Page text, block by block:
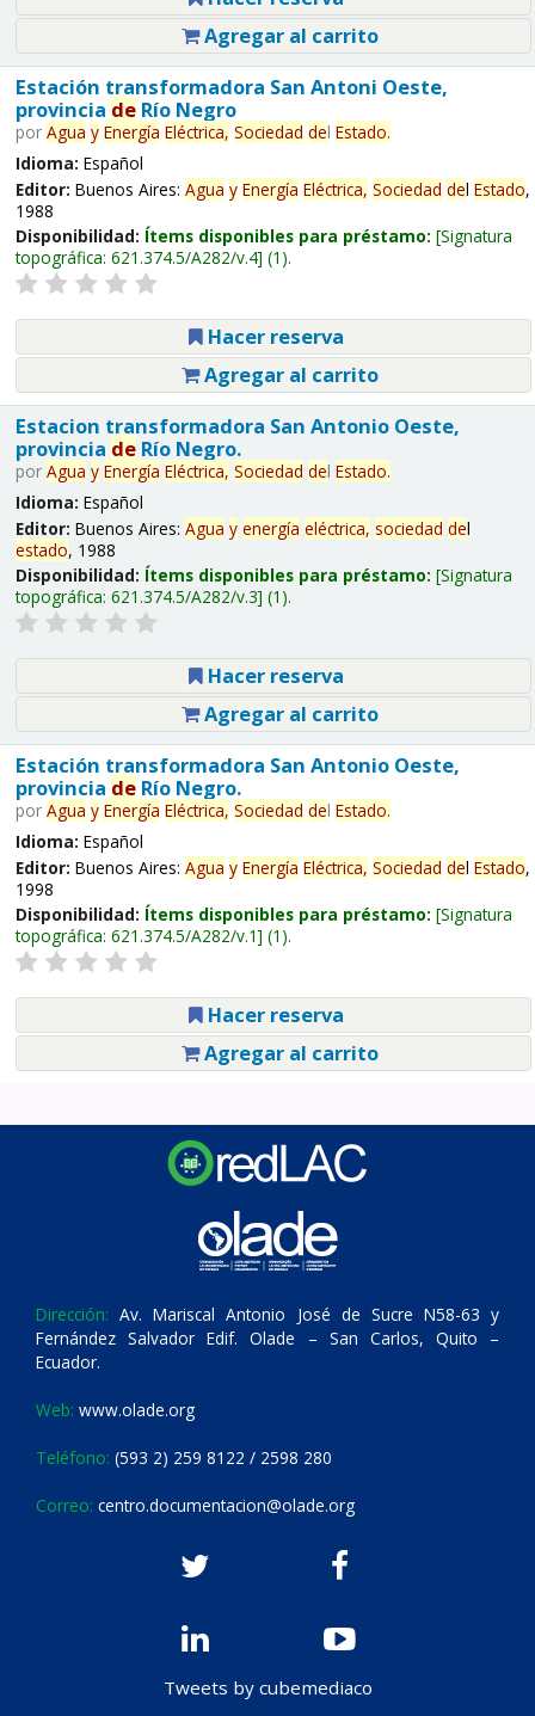
Agregar al carrito
Estación transformadora San Antoni Oeste,
provincia deRío Negro
por Agua y Energía Eléctrica, Sociedad del Estado.
Idioma: Español
Editor: Buenos Aires: Agua y Energía Eléctrica, Sociedad del Estado,
1988
Disponibilidad: Ítems disponibles para préstamo: Signatura
topográfica: 621.374.5/A282/v.4 (1).
Hacer reserva
Agregar al carrito
Estacion transformadora San Antonio Oeste,
provincia deRío Negro.
por Agua y Energía Eléctrica, Sociedad del Estado.
Idioma: Español
Editor: Buenos Aires: Agua y energía eléctrica, sociedad del
estado, 1988
Disponibilidad: Ítems disponibles para préstamo: Signatura
topográfica: 621.374.5/A282/v.3 (1).
Hacer reserva
Agregar al carrito
Estación transformadora San Antonio Oeste,
provincia deRío Negro.
por Agua y Energía Eléctrica, Sociedad del Estado.
Idioma: Español
Editor: Buenos Aires: Agua y Energía Eléctrica, Sociedad del Estado,
1998
Disponibilidad: Ítems disponibles para préstamo: Signatura
topográfica: 621.374.5/A282/v.1 (1).
Hacer reserva
Agregar al carrito
Dirección: Av. Mariscal Antonio José de Sucre N58-63 y
Fernández Salvador Edif. Olade – San Carlos, Quito –
Ecuador.
Web: www.olade.org
Teléfono: (593 2) 259 8122 / 2598 280
Correo: centro.documentacion@olade.org
Tweets by cubemediaco